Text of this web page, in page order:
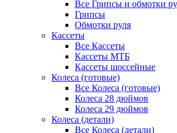
Все Грипсы и обмотки
Грипсы
Обмотки руля
Кассеты
Все Кассеты
Кассеты МТБ
Кассеты шоссейные
Колеса (готовые)
Все Колеса (готовые)
Колеса 28 дюймов
Колеса 29 дюймов
Колеса (детали)
Все Колеса (детали)